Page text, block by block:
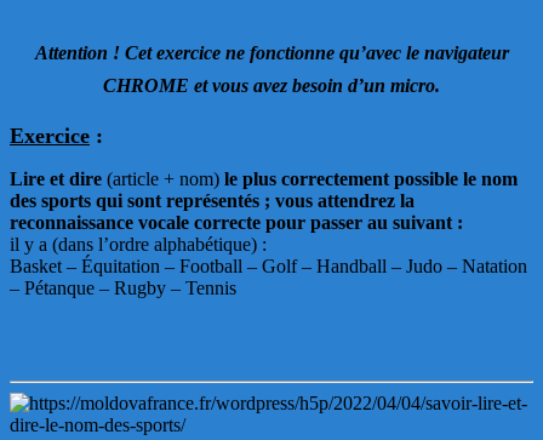
Attention ! Cet exercice ne fonctionne qu’avec le navigateur
CHROME et vous avez besoin d’un micro.
Exercice :
Lire et dire (article + nom) le plus correctement possible le nom
des sports qui sont représentés ; vous attendrez la
reconnaissance vocale correcte pour passer au suivant :
il y a (dans l’ordre alphabétique) :
Basket – Équitation – Football – Golf – Handball – Judo – Natation
– Pétanque – Rugby – Tennis